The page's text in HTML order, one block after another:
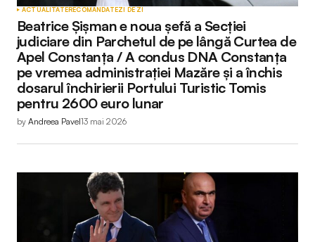
ACTUALITATERECOMANDATEZI DE ZI
Beatrice Șișman e noua șefă a Secției
judiciare din Parchetul de pe lângă Curtea de
Apel Constanța / A condus DNA Constanța
pe vremea administrației Mazăre și a închis
dosarul închirierii Portului Turistic Tomis
pentru 2600 euro lunar
by Andreea Pavel13 mai 2026